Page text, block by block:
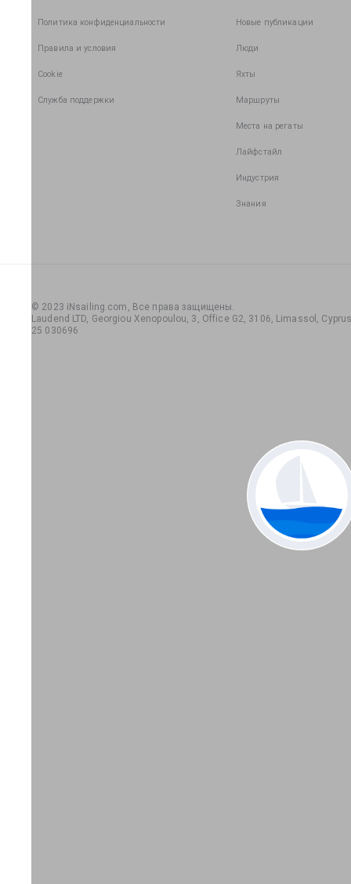
Политика конфиденциальности
Правила и условия
Cookie
Служба поддержки
Новые публикации
Люди
Яхты
Маршруты
Места на регаты
Лайфстайл
Индустрия
Знания
© 2023 iNsailing.com, Все права защищены.
Laudend LTD, Georgiou Xenopoulou, 3, Office G2, 3106, Limassol,
25 030696